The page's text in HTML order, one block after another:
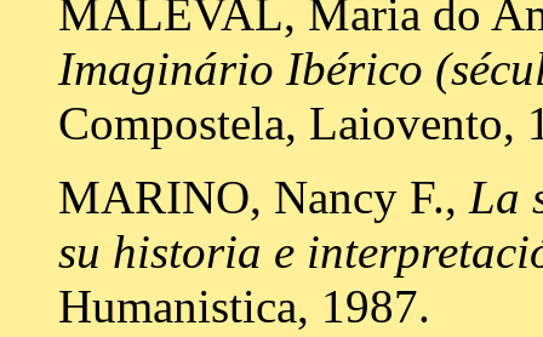
MALEVAL, Maria do
Imaginário Ibérico
Compostela, Laiovento,
MARINO, Nancy F., La
su historia e
Humanistica, 1987.